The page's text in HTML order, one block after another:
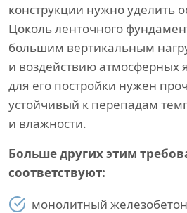
конструкции нужно уделить
Цоколь ленточного
большим вертикальным
и воздействию атмосферных
для его постройки нужен
устойчивый к перепадам
и влажности.
Больше других этим
соответствуют:
монолитный